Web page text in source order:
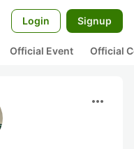
Login Signup
Official Event Official
more_horiz